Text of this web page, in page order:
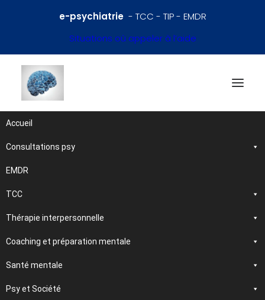
e-psychiatrie- TCC - TIP - EMDR
Situations où appeler à l’aide
Accueil
Consultations psy
EMDR
TCC
Thérapie interpersonnelle
Coaching et préparation mentale
Santé mentale
Psy et Société
et santé mentale
Traitements et
psychothérapies